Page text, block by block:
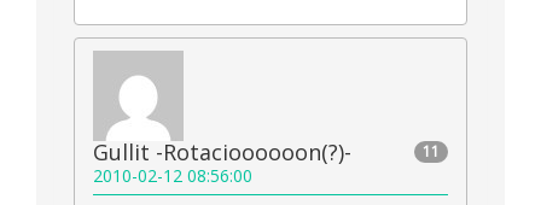
11
Gullit -Rotacioooooon(?)-
2010-02-12 08:56:00